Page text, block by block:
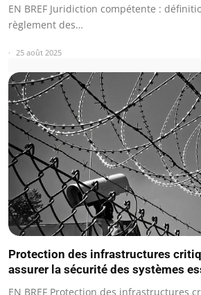
EN BREF Juridiction compétente :
règlement des…
25 août 2025
Protection des infrastructures
assurer la sécurité des systèmes
EN BREF Protection des infrastructures